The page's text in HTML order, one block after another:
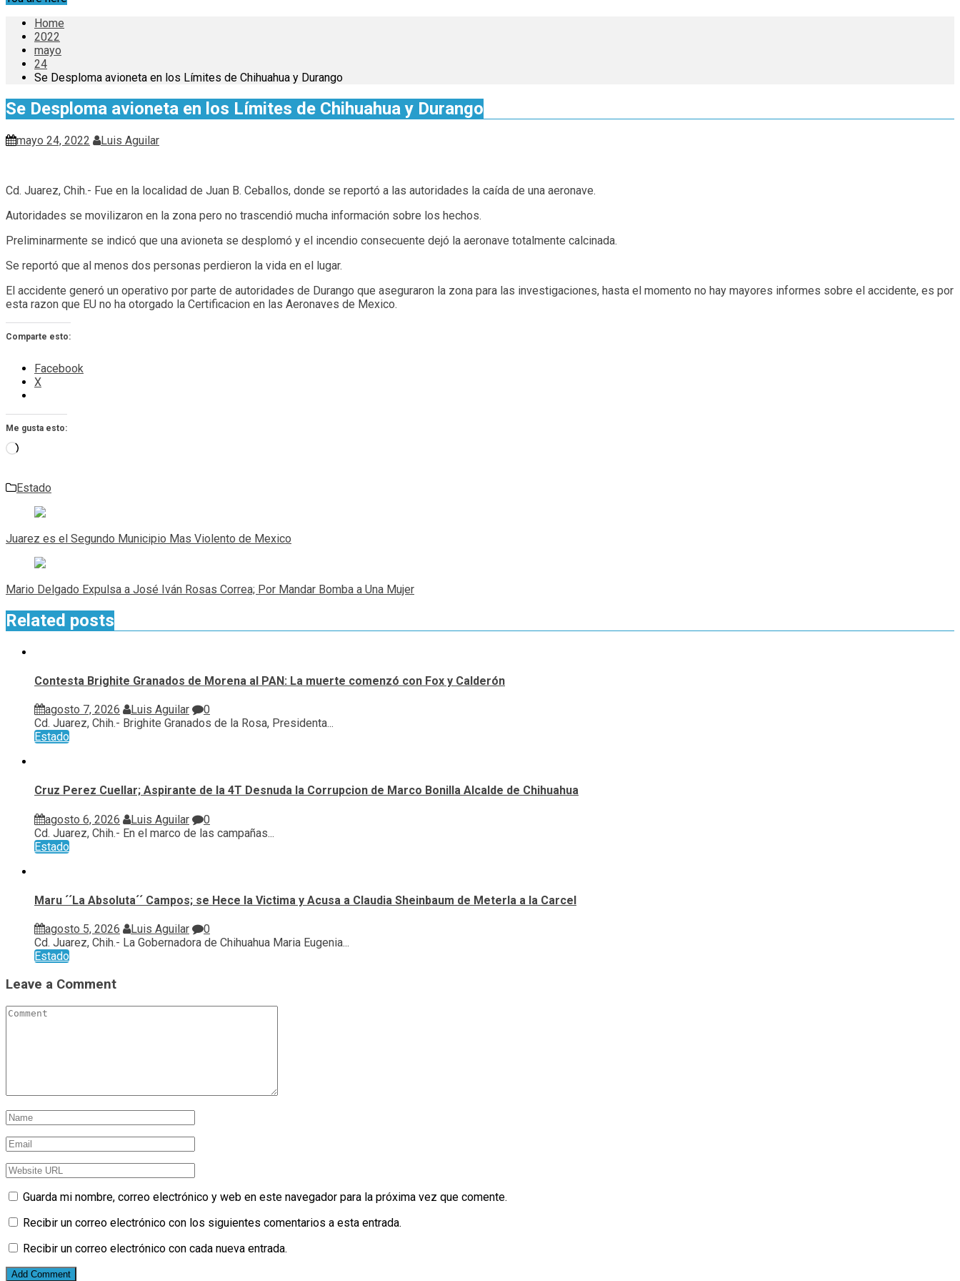
Home
2022
mayo
24
Se Desploma avioneta en los Límites de Chihuahua y Durango
Se Desploma avioneta en los Límites de Chihuahua y Durango
mayo 24, 2022 Luis Aguilar
Cd. Juarez, Chih.- Fue en la localidad de Juan B. Ceballos, donde se reportó a las autoridades la caída de una aeronave.
Autoridades se movilizaron en la zona pero no trascendió mucha información sobre los hechos.
Preliminarmente se indicó que una avioneta se desplomó y el incendio consecuente dejó la aeronave totalmente calcinada.
Se reportó que al menos dos personas perdieron la vida en el lugar.
El accidente generó un operativo por parte de autoridades de Durango que aseguraron la zona para las investigaciones, hasta el momento no hay mayores informes sobre el accidente, es por
esta razon que EU no ha otorgado la Certificacion en las Aeronaves de Mexico.
Comparte esto:
Facebook
X
Me gusta esto:
Cargando...
Estado
Navegación
de
entradas
Juarez es el Segundo Municipio Mas Violento de Mexico
Mario Delgado Expulsa a José Iván Rosas Correa; Por Mandar Bomba a Una Mujer
Related posts
Contesta Brighite Granados de Morena al PAN: La muerte comenzó con Fox y Calderón
agosto 7, 2026 Luis Aguilar
0
Cd. Juarez, Chih.- Brighite Granados de la Rosa, Presidenta...
Estado
Cruz Perez Cuellar; Aspirante de la 4T Desnuda la Corrupcion de Marco Bonilla Alcalde de Chihuahua
agosto 6, 2026 Luis Aguilar
0
Cd. Juarez, Chih.- En el marco de las campañas...
Estado
Maru ´´La Absoluta´´ Campos; se Hece la Victima y Acusa a Claudia Sheinbaum de Meterla a la Carcel
agosto 5, 2026 Luis Aguilar
0
Cd. Juarez, Chih.- La Gobernadora de Chihuahua Maria Eugenia...
Estado
Leave a Comment
Guarda mi nombre, correo electrónico y web en este navegador para la próxima vez que comente.
Recibir un correo electrónico con los siguientes comentarios a esta entrada.
Recibir un correo electrónico con cada nueva entrada.